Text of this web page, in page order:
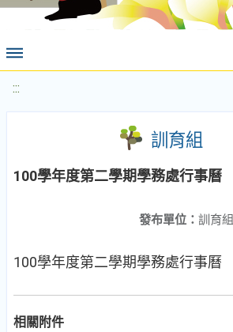
:::
訓育組
100學年度第二學期學務處行事曆
發布單位： 訓育組
100學年度第二學期學務處行事曆
相關附件